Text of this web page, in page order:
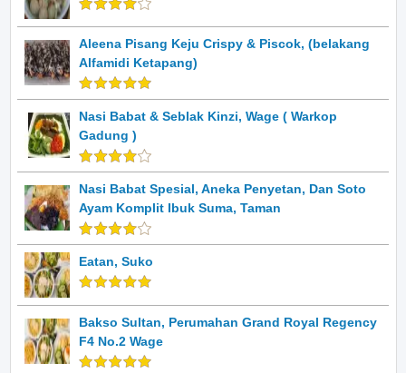
Aleena Pisang Keju Crispy & Piscok, (belakang
Alfamidi Ketapang)
Nasi Babat & Seblak Kinzi, Wage ( Warkop
Gadung )
Nasi Babat Spesial, Aneka Penyetan, Dan Soto
Ayam Komplit Ibuk Suma, Taman
Eatan, Suko
Bakso Sultan, Perumahan Grand Royal Regency
F4 No.2 Wage